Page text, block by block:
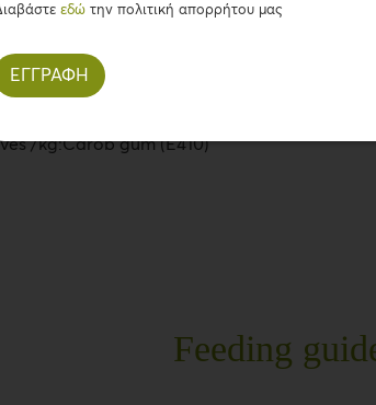
kg:
100 mg, zinc (3b606) 15 mg,
iodine (3b201) 0.75 mg,
biotin (3a880) 0.2 mg.
/kg:Carob gum (E410)
crude
fiber
Feeding
εδώ την πολιτική απορρήτου μας